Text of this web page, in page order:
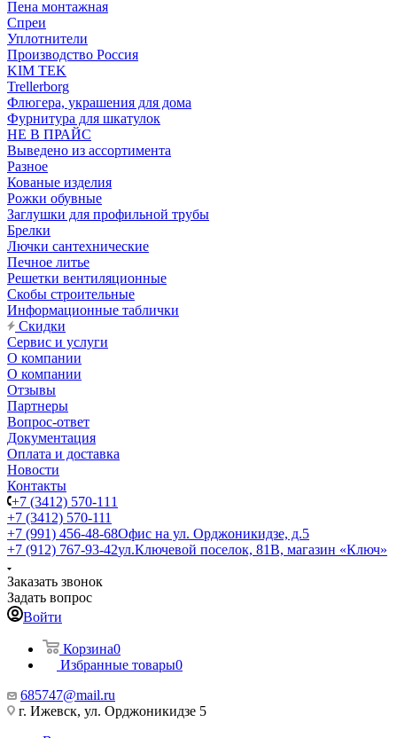
Пена монтажная
Спреи
Уплотнители
Производство Россия
KIM TEK
Trellerborg
Флюгера, украшения для дома
Фурнитура для шкатулок
НЕ В ПРАЙС
Выведено из ассортимента
Разное
Кованые изделия
Рожки обувные
Заглушки для профильной трубы
Брелки
Лючки сантехнические
Печное литье
Решетки вентиляционные
Скобы строительные
Информационные таблички
Скидки
Сервис и услуги
О компании
О компании
Отзывы
Партнеры
Вопрос-ответ
Документация
Оплата и доставка
Новости
Контакты
+7 (3412) 570-111
+7 (3412) 570-111
+7 (991) 456-48-68Офис на ул. Орджоникидзе, д.5
+7 (912) 767-93-42ул.Ключевой поселок, 81В, магазин «Ключ»
Заказать звонок
Задать вопрос
Войти
Корзина0
Избранные товары0
685747@mail.ru
г. Ижевск, ул. Орджоникидзе 5